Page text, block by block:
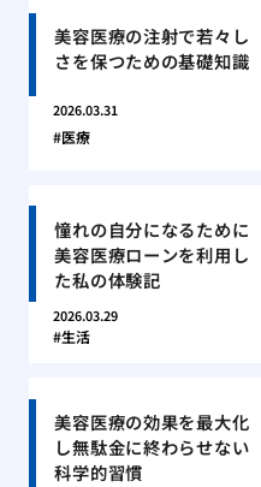
美容医療の注射で若々し
さを保つための基礎知識
2026.03.31
医療
憧れの自分になるために
美容医療ローンを利用し
た私の体験記
2026.03.29
生活
美容医療の効果を最大化
し無駄金に終わらせない
科学的習慣